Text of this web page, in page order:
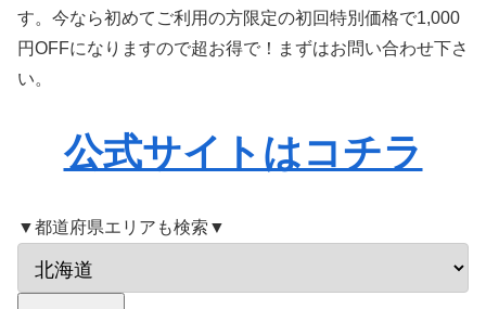
す。今なら初めてご利用の方限定の初回特別価格で1,000
円OFFになりますので超お得で！まずはお問い合わせ下さ
い。
公式サイトはコチラ
▼都道府県エリアも検索▼